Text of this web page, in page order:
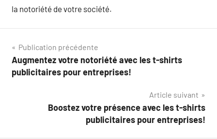
la notoriété de votre société.
Navigation
de
Publication précédente
Augmentez votre notoriété avec les t-shirts
publicitaires pour entreprises!
Article suivant
Boostez votre présence avec les t-shirts
publicitaires pour entreprises!